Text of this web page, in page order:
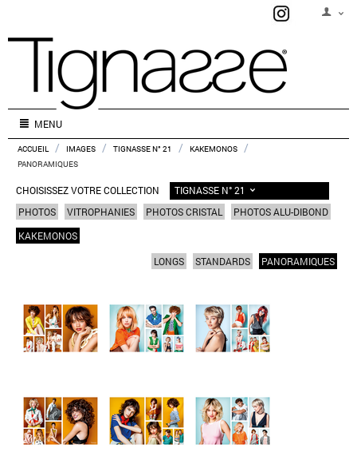
MENU
ACCUEIL / IMAGES / TIGNASSE N° 21 / KAKEMONOS /
PANORAMIQUES
CHOISISSEZ VOTRE COLLECTION
TIGNASSE N° 21
PHOTOS
VITROPHANIES PHOTOS CRISTAL
PHOTOS ALU-DIBOND
KAKEMONOS
LONGS
STANDARDS PANORAMIQUES